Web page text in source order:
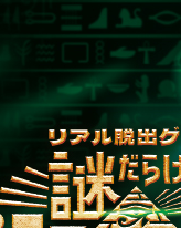
取材に
の他の